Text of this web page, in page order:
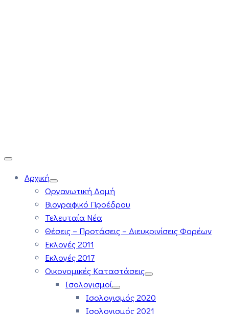
Αρχική
Οργανωτική Δομή
Βιογραφικό Προέδρου
Τελευταία Νέα
Θέσεις – Προτάσεις – Διευκρινίσεις Φορέων
Εκλογές 2011
Εκλογές 2017
Οικονομικές Καταστάσεις
Ισολογισμοί
Ισολογισμός 2020
Ισολογισμός 2021